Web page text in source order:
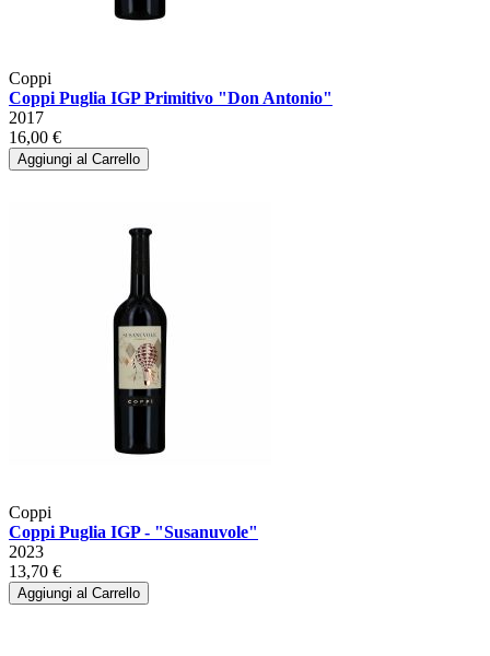
Coppi
Coppi Puglia IGP Primitivo "Don Antonio"
2017
16,00 €
Aggiungi al Carrello
Coppi
Coppi Puglia IGP - "Susanuvole"
2023
13,70 €
Aggiungi al Carrello